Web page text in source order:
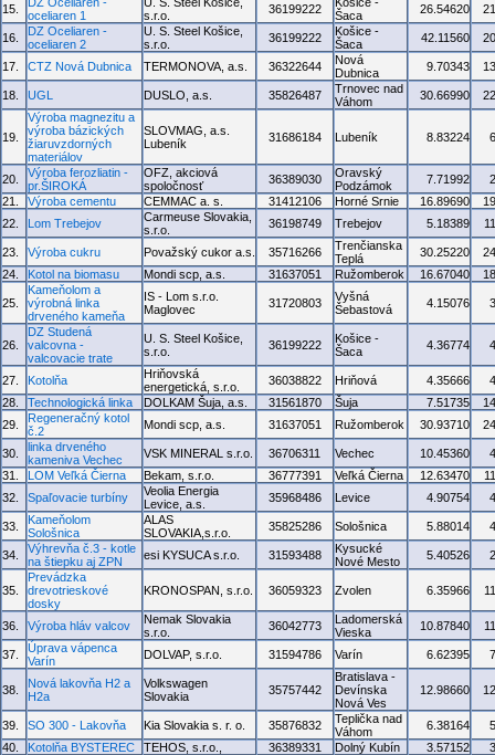
15.
oceliaren 1
s.r.o.
36199222
Šaca
26.54620
16.
DZ Oceliaren -
oceliaren 2
U. S. Steel Košice,
s.r.o.
36199222
Košice -
Šaca
42.11560
17. CTZ Nová Dubnica TERMONOVA, a.s. 36322644
Nová
Dubnica
9.70343
18. UGL DUSLO, a.s. 35826487
Trnovec nad
Váhom
30.66990
19.
Výroba magnezitu a
výroba bázických
žiaruvzdorných
materiálov
SLOVMAG, a.s.
Lubeník
31686184 Lubeník 8.83224
20.
Výroba ferozliatin -
pr.ŠIROKÁ
OFZ, akciová
spoločnosť
36389030
Oravský
Podzámok
7.71992
21.
Výroba cementu CEMMAC a. s. 31412106 Horné Srnie 16.89690
22.
Lom Trebejov
Carmeuse Slovakia,
s.r.o.
36198749 Trebejov 5.18389
23. Výroba cukru Považský cukor a.s. 35716266
Trenčianska
Teplá
30.25220
24.
Kotol na biomasu Mondi scp, a.s. 31637051 Ružomberok 16.67040
25.
Kameňolom a
výrobná linka
drveného kameňa
IS - Lom s.r.o.
Maglovec
31720803
Vyšná
Šebastová
4.15076
26.
DZ Studená
valcovna -
valcovacie trate
U. S. Steel Košice,
s.r.o.
36199222
Košice -
Šaca
4.36774
27. Kotolňa
Hriňovská
energetická, s.r.o.
36038822 Hriňová 4.35666
28.
Technologická linka DOLKAM Šuja, a.s. 31561870 Šuja 7.51735
29.
Regeneračný kotol
č.2
Mondi scp, a.s. 31637051 Ružomberok 30.93710
30.
linka drveného
kameniva Vechec
VSK MINERAL s.r.o. 36706311 Vechec 10.45360
31.
LOM Veľká Čierna Bekam, s.r.o. 36777391 Veľká Čierna 12.63470
32.
Spaľovacie turbíny
Veolia Energia
Levice, a.s.
35968486 Levice 4.90754
33.
Kameňolom
Sološnica
ALAS
SLOVAKIA,s.r.o.
35825286 Sološnica 5.88014
34.
Výhrevňa č.3 - kotle
na štiepku aj ZPN
esi KYSUCA s.r.o. 31593488
Kysucké
Nové Mesto
5.40526
35.
Prevádzka
drevotrieskové
dosky
KRONOSPAN, s.r.o. 36059323 Zvolen 6.35966
36. Výroba hláv valcov
Nemak Slovakia
s.r.o.
36042773
Ladomerská
Vieska
10.87840
37.
Úprava vápenca
Varín
DOLVAP, s.r.o. 31594786 Varín 6.62395
38.
Nová lakovňa H2 a
H2a
Volkswagen
Slovakia
35757442
Bratislava -
Devínska
Nová Ves
12.98660
39. SO 300 - Lakovňa Kia Slovakia s. r. o. 35876832
Teplička nad
Váhom
6.38164
40.
Kotolňa BYSTEREC TEHOS, s.r.o., 36389331 Dolný Kubín 3.57152